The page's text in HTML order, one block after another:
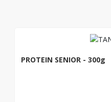
PROTEIN SENIOR - 300g